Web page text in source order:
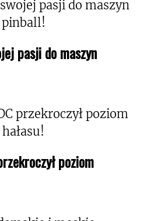
pasji do maszyn
poziom